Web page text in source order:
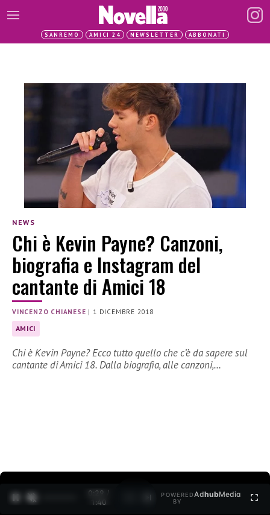
SANREMO AMICI 24 NEWSLETTER ABBONATI
NEWS
Chi è Kevin Payne? Canzoni,
biografia e Instagram del
cantante di Amici 18
VINCENZO CHIANESE | 1 DICEMBRE 2018
AMICI
Chi è Kevin Payne? Ecco tutto quello che c’è da sapere sul
cantante di Amici 18. Dalla biografia, alle canzoni,…
0:30 /
1:40
POWERED
BY
AdhubMedia